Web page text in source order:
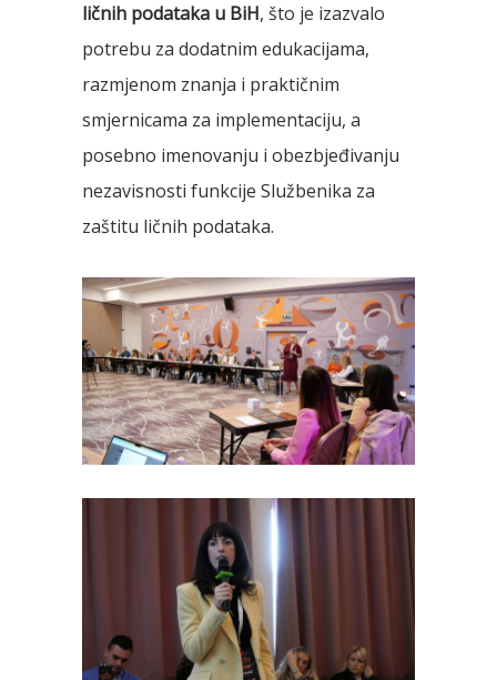
ličnih podataka u BiH, što je izazvalo
potrebu za dodatnim edukacijama,
razmjenom znanja i praktičnim
smjernicama za implementaciju, a
posebno imenovanju i obezbjeđivanju
nezavisnosti funkcije Službenika za
zaštitu ličnih podataka.